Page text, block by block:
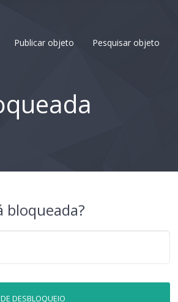
Publicar objeto Pesquisar objeto
bloqueada?